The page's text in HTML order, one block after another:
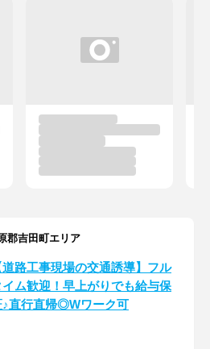
吉田町エリア
道路工事現場の交通誘導】フル
イム歓迎！早上がりでも給与保
♪直行直帰◎Wワーク可